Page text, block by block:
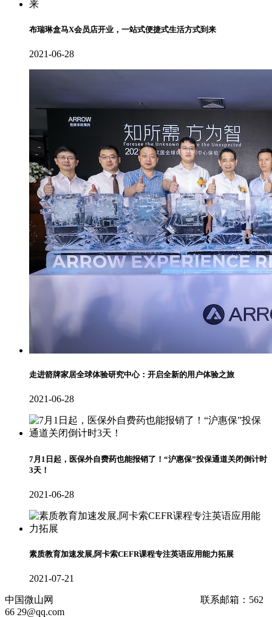
布瑞琳盒马X会员店开业，一站式便捷式生活方式到来
2021-06-28
走进箭牌家居全球体验研究中心：开启全新的用户体验之旅
2021-06-28
7月1日起，医保外自费药也能报销了！“沪惠保”投保通道关闭倒计时
3天！
2021-06-28
素质教育加速发展,阿卡索CEFR课程专注英语应用能力拓展
2021-07-21
中国微山网
联系邮箱：562
66 29@qq.com